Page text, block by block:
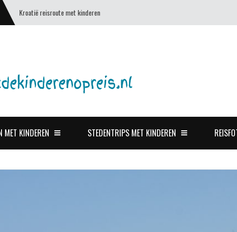
Kroatië reisroute met kinderen
MET KINDEREN STEDENTRIPS MET KINDEREN